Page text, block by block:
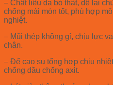
– Chất liệu da bò thật, dễ lai
chống mài mòn tốt, phù hợp
nghiệt.
– Mũi thép không gỉ, chịu lực
chân.
– Đế cao su tổng hợp chịu
chống dầu chống axit.